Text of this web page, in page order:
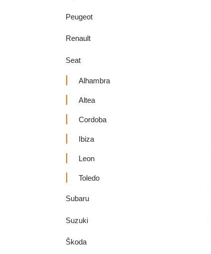
Peugeot
Renault
Seat
Alhambra
Altea
Cordoba
Ibiza
Leon
Toledo
Subaru
Suzuki
Škoda